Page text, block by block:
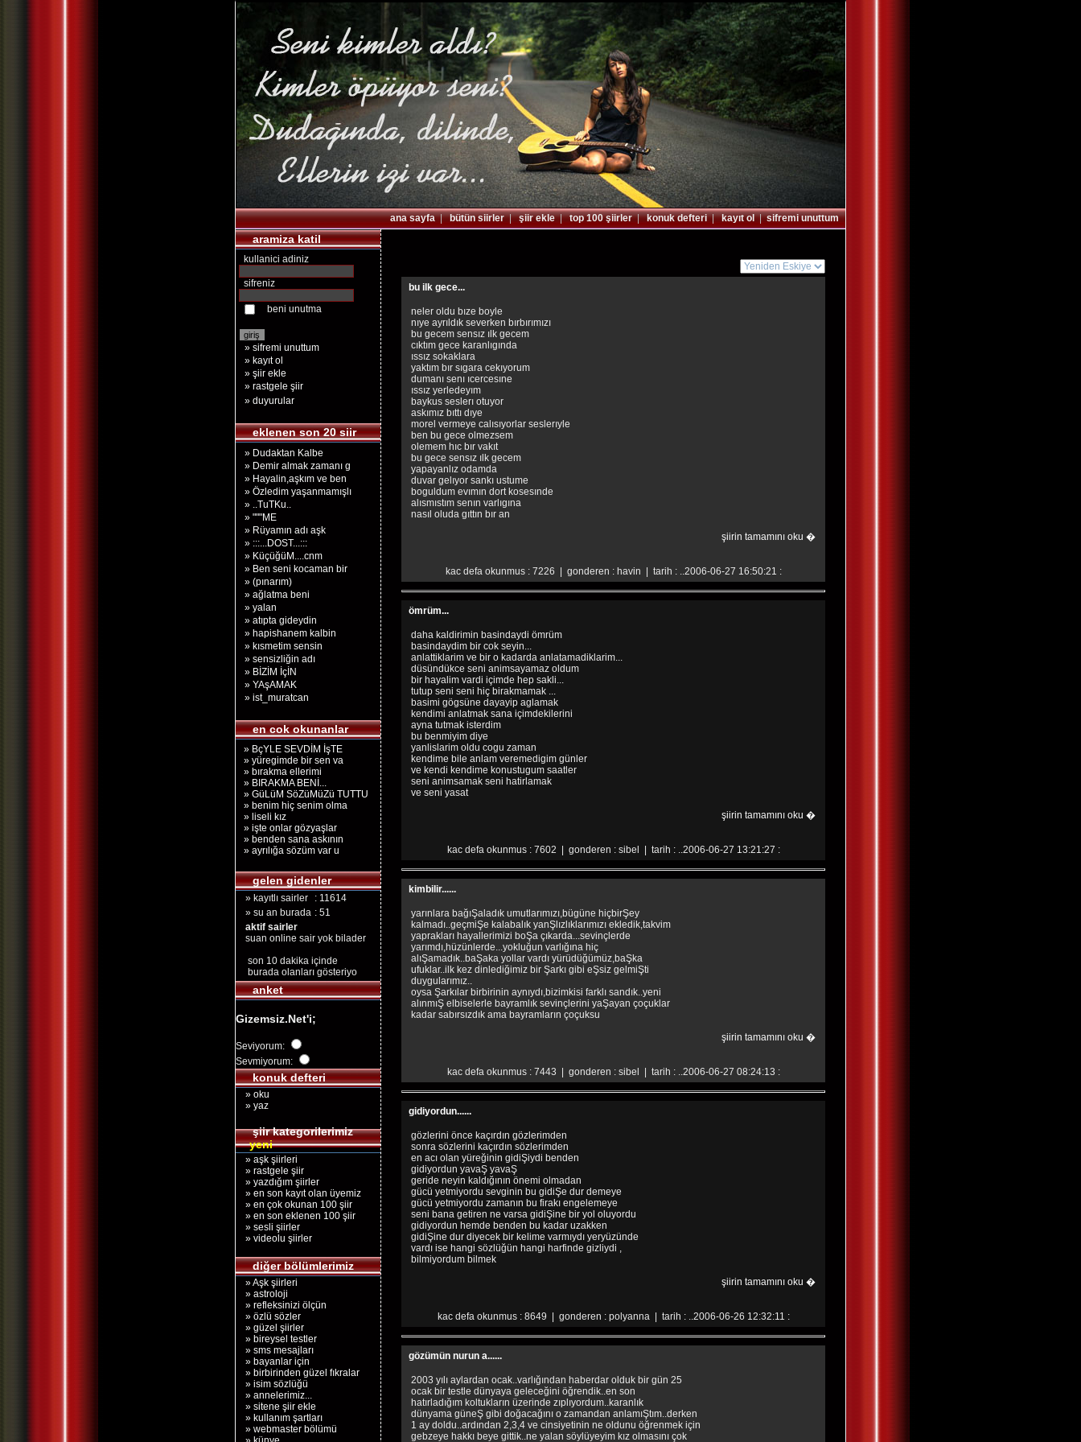
ana sayfa|bütün siirler|şiir ekle|top 100 şiirler|konuk defteri|kayıt ol|sifremi unuttum
aramiza katil
kullanici adiniz
sifreniz
beni unutma
» sifremi unuttum
» kayıt ol
» şiir ekle
» rastgele şiir
» duyurular
eklenen son 20 siir
» Dudaktan Kalbe
» Demir almak zamanı g
» Hayalin,aşkım ve ben
» Özledim yaşanmamışlı
» ..TuTKu..
» """ME
» Rüyamın adı aşk
» :::...DOST...:::
» KüçüğüM....cnm
» Ben seni kocaman bir
» (pınarım)
» ağlatma beni
» yalan
» atıpta gideydin
» hapishanem kalbin
» kısmetim sensin
» sensizliğin adı
» BİZİM İçİN
» YAşAMAK
» ist_muratcan
en cok okunanlar
» BçYLE SEVDİM İşTE
» yüregimde bir sen va
» bırakma ellerimi
» BIRAKMA BENİ...
» GüLüM SöZüMüZü TUTTU
» benim hiç senim olma
» liseli kız
» işte onlar gözyaşlar
» benden sana askının
» ayrılığa sözüm var u
gelen gidenler
» kayıtlı sairler
: 11614
» su an burada : 51
aktif sairler
suan online sair yok bilader
son 10 dakika içinde
burada olanları gösteriyo
anket
Gizemsiz.Net'i;
Seviyorum:
Sevmiyorum:
konuk defteri
» oku
» yaz
şiir kategorilerimiz
yeni
» aşk şiirleri
» rastgele şiir
» yazdığım şiirler
» en son kayıt olan üyemiz
» en çok okunan 100 şiir
» en son eklenen 100 şiir
» sesli şiirler
» videolu şiirler
diğer bölümlerimiz
» Aşk şiirleri
» astroloji
» refleksinizi ölçün
» özlü sözler
» güzel şiirler
» bireysel testler
» sms mesajları
» bayanlar için
» birbirinden güzel fıkralar
» isim sözlüğü
» annelerimiz...
» sitene şiir ekle
» kullanım şartları
» webmaster bölümü
bu ilk gece...
neler oldu bıze boyle
nıye ayrıldık severken bırbırımızı
bu gecem sensız ılk gecem
cıktım gece karanlıgında
ıssız sokaklara
yaktım bır sıgara cekıyorum
dumanı senı ıcercesıne
ıssız yerledeyım
baykus seslerı otuyor
askımız bıttı dıye
morel vermeye calısıyorlar seslerıyle
ben bu gece olmezsem
olemem hıc bır vakıt
bu gece sensız ılk gecem
yapayanlız odamda
duvar gelıyor sankı ustume
boguldum evımın dort kosesınde
alısmıstım senın varlıgına
nasıl oluda gıttın bır an
şiirin tamamını oku �
kac defa okunmus : 7226 | gonderen : havin | tarih : ..2006-06-27 16:50:21 :
ömrüm...
daha kaldirimin basindaydi ömrüm
basindaydim bir cok seyin...
anlattiklarim ve bir o kadarda anlatamadiklarim...
düsündükce seni animsayamaz oldum
bir hayalim vardi içimde hep sakli...
tutup seni seni hiç birakmamak ...
basimi gögsüne dayayip aglamak
kendimi anlatmak sana içimdekilerini
ayna tutmak isterdim
bu benmiyim diye
yanlislarim oldu cogu zaman
kendime bile anlam veremedigim günler
ve kendi kendime konustugum saatler
seni animsamak seni hatirlamak
ve seni yasat
şiirin tamamını oku �
kac defa okunmus : 7602 | gonderen : sibel | tarih : ..2006-06-27 13:21:27 :
kimbilir......
yarınlara bağıŞaladık umutlarımızı,bügüne hiçbirŞey
kalmadı..geçmiŞe kalabalık yanŞlızlıklarımızı ekledik,takvim
yaprakları hayallerimizi boŞa çıkarda...sevinçlerde
yarımdı,hüzünlerde...yokluğun varlığına hiç
alıŞamadık..baŞaka yollar vardı yürüdüğümüz,baŞka
ufuklar..ilk kez dinlediğimiz bir Şarkı gibi eŞsiz gelmiŞti
duygularımız..
oysa Şarkılar birbirinin aynıydı,bizimkisi farklı sandık..yeni
alınmıŞ elbiselerle bayramlık sevinçlerini yaŞayan çoçuklar
kadar sabırsızdık ama bayramların çoçuksu
şiirin tamamını oku �
kac defa okunmus : 7443 | gonderen : sibel | tarih : ..2006-06-27 08:24:13 :
gidiyordun......
gözlerini önce kaçırdın gözlerimden
sonra sözlerini kaçırdın sözlerimden
en acı olan yüreğinin gidiŞiydi benden
gidiyordun yavaŞ yavaŞ
geride neyin kaldığının önemi olmadan
gücü yetmiyordu sevginin bu gidiŞe dur demeye
gücü yetmiyordu zamanın bu firakı engelemeye
seni bana getiren ne varsa gidiŞine bir yol oluyordu
gidiyordun hemde benden bu kadar uzakken
gidiŞine dur diyecek bir kelime varmıydı yeryüzünde
vardı ise hangi sözlüğün hangi harfinde gizliydi ,
bilmiyordum bilmek
şiirin tamamını oku �
kac defa okunmus : 8649 | gonderen : polyanna | tarih : ..2006-06-26 12:32:11 :
gözümün nurun a......
2003 yılı aylardan ocak..varlığından haberdar olduk bir gün 25
ocak bir testle dünyaya geleceğini öğrendik..en son
hatırladığım koltukların üzerinde zıplıyordum..karanlık
dünyama güneŞ gibi doğacağını o zamandan anlamıŞtım..derken
1 ay doldu..ardından 2,3,4 ve cinsiyetinin ne oldunu öğrenmek için
gebzeye hakkı beye gittik..ne yalan söylüyeyim kız olmasını çok